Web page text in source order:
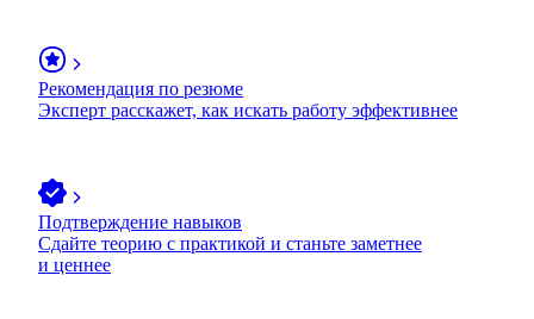
Рекомендация по резюме
Эксперт расскажет, как искать работу эффективнее
Подтверждение навыков
Сдайте теорию с практикой и станьте заметнее
и ценнее